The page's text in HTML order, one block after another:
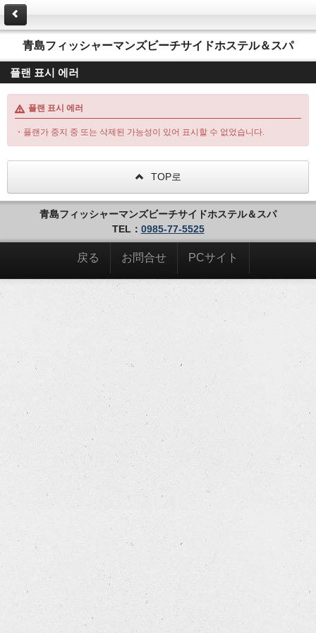
青島フィッシャーマンズビーチサイドホステル＆スパ
플랜 표시 에러
플랜 표시 에러
・플랜가 중지 중 또는 삭제된 가능성이 있어 표시할 수 없었습니다.
TOP로
青島フィッシャーマンズビーチサイドホステル＆スパ
TEL： 0985-77-5525
戻る お問合せ PCサイト